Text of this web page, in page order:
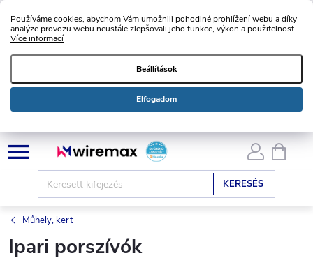
Používáme cookies, abychom Vám umožnili pohodlné prohlížení webu a díky
analýze provozu webu neustále zlepšovali jeho funkce, výkon a použitelnost.
Více informací
Beállítások
Elfogadom
Ugrás
KERESÉS
Műhely, kert
Ipari porszívók